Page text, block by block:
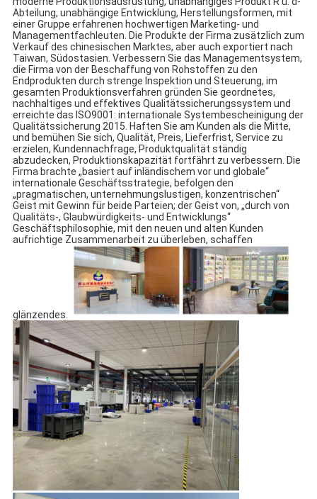
Abteilung, unabhängige Entwicklung, Herstellungsformen, mit
einer Gruppe erfahrenen hochwertigen Marketing- und
Managementfachleuten. Die Produkte der Firma zusätzlich zum
Verkauf des chinesischen Marktes, aber auch exportiert nach
Taiwan, Südostasien. Verbessern Sie das Managementsystem,
die Firma von der Beschaffung von Rohstoffen zu den
Endprodukten durch strenge Inspektion und Steuerung, im
gesamten Produktionsverfahren gründen Sie geordnetes,
nachhaltiges und effektives Qualitätssicherungssystem und
erreichte das ISO9001: internationale Systembescheinigung der
Qualitätssicherung 2015. Haften Sie am Kunden als die Mitte,
und bemühen Sie sich, Qualität, Preis, Lieferfrist, Service zu
erzielen, Kundennachfrage, Produktqualität ständig
abzudecken, Produktionskapazität fortfährt zu verbessern. Die
Firma brachte „basiert auf inländischem vor und globale“
internationale Geschäftsstrategie, befolgen den
„pragmatischen, unternehmungslustigen, konzentrischen“
Geist mit Gewinn für beide Parteien; der Geist von, „durch von
Qualitäts-, Glaubwürdigkeits- und Entwicklungs“
Geschäftsphilosophie, mit den neuen und alten Kunden
aufrichtige Zusammenarbeit zu überleben, schaffen
glänzendes.